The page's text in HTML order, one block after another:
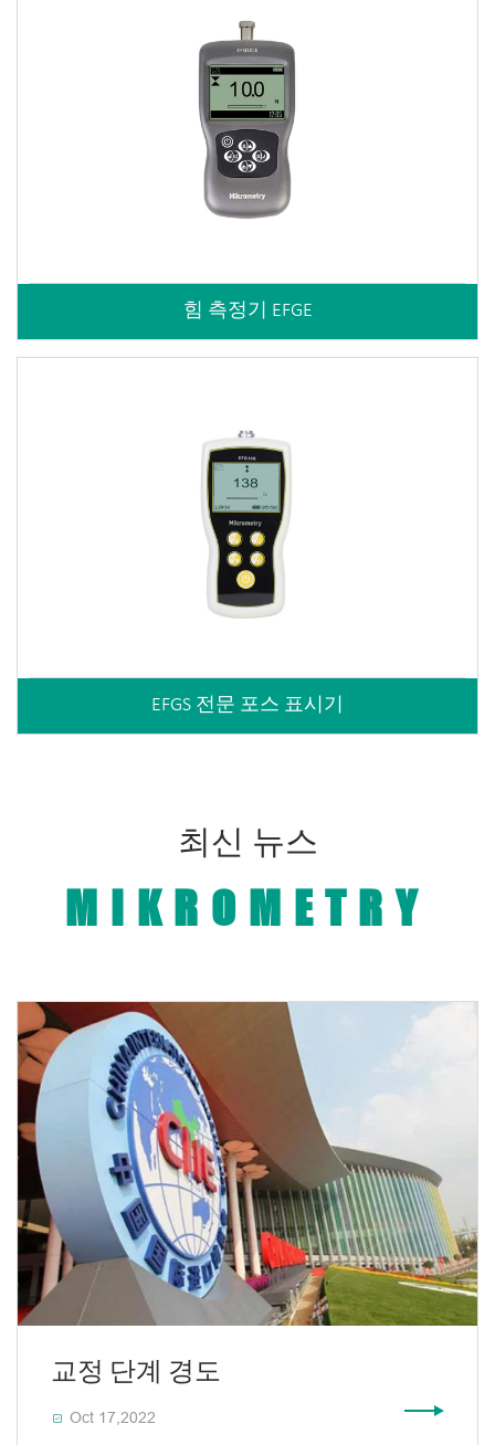
힘 측정기 EFGE
EFGS 전문 포스 표시기
최신 뉴스
MIKROMETRY
교정 단계 경도
 Oct 17,2022